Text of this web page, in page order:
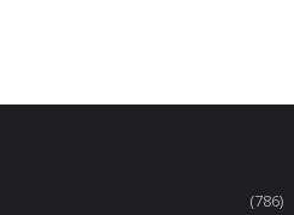
(786)